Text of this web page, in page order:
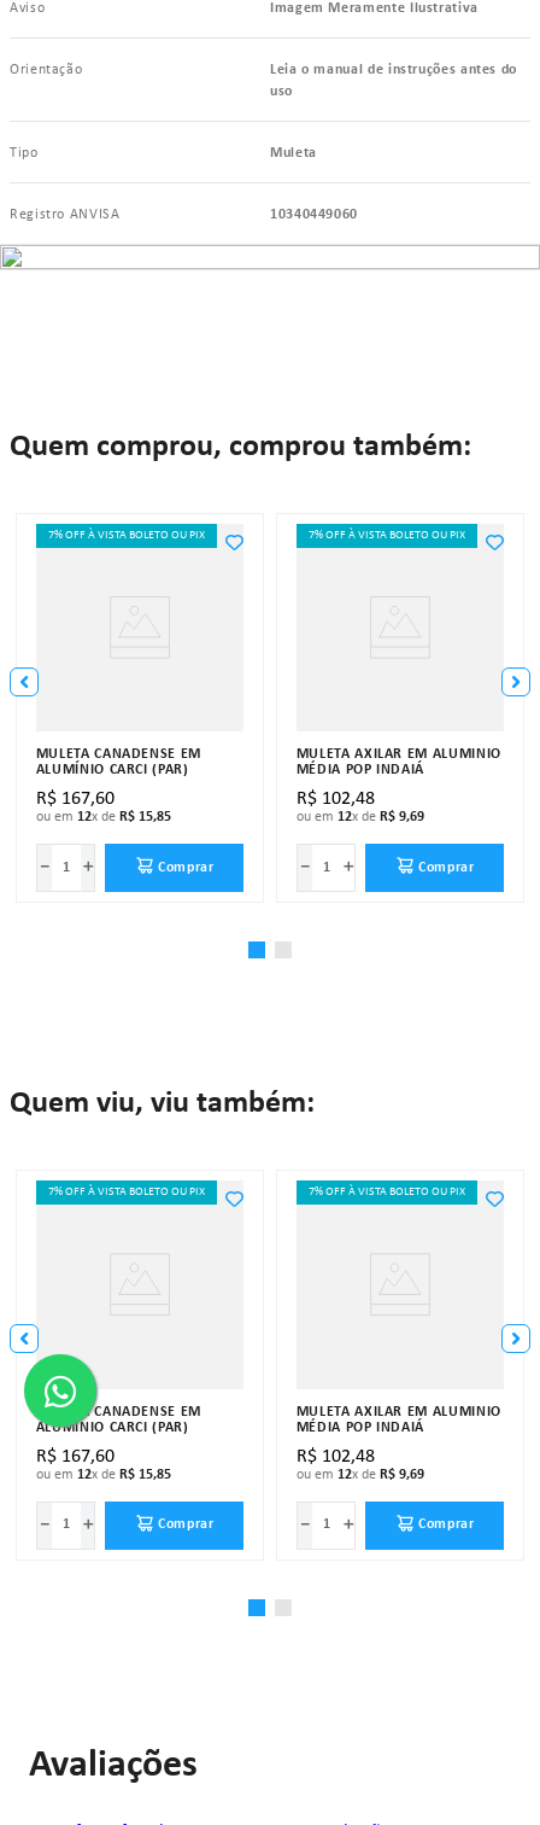
Aviso Imagem Meramente Ilustrativa
Orientação
Leia o manual de instruções antes do
uso
Tipo Muleta
Registro ANVISA 10340449060
Quem comprou, comprou também:
7% OFF À VISTA BOLETO OU PIX
MULETA CANADENSE EM
ALUMÍNIO CARCI (PAR)
R$ 167,60
ou em 12x de R$ 15,85
＋
－ Comprar
7% OFF À VISTA BOLETO OU PIX
MULETA AXILAR EM ALUMÍNIO
MÉDIA POP INDAIÁ
R$ 102,48
ou em 12x de R$ 9,69
＋
－ Comprar
Quem viu, viu também:
7% OFF À VISTA BOLETO OU PIX
MULETA CANADENSE EM
ALUMÍNIO CARCI (PAR)
R$ 167,60
ou em 12x de R$ 15,85
＋
－ Comprar
7% OFF À VISTA BOLETO OU PIX
MULETA AXILAR EM ALUMÍNIO
MÉDIA POP INDAIÁ
R$ 102,48
ou em 12x de R$ 9,69
＋
－ Comprar
Avaliações